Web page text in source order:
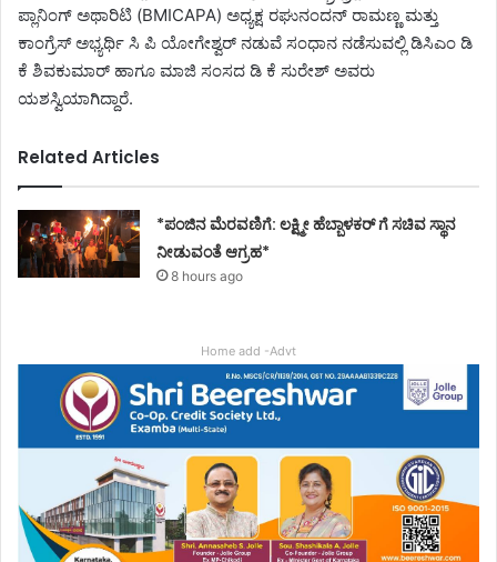
ಪ್ಲಾನಿಂಗ್ ಅಥಾರಿಟಿ (BMICAPA) ಅಧ್ಯಕ್ಷ ರಘುನಂದನ್ ರಾಮಣ್ಣ ಮತ್ತು
ಕಾಂಗ್ರೆಸ್ ಅಭ್ಯರ್ಥಿ ಸಿ ಪಿ ಯೋಗೇಶ್ವರ್ ನಡುವೆ ಸಂಧಾನ ನಡೆಸುವಲ್ಲಿ ಡಿಸಿಎಂ ಡಿ
ಕೆ ಶಿವಕುಮಾರ್ ಹಾಗೂ ಮಾಜಿ ಸಂಸದ ಡಿ ಕೆ ಸುರೇಶ್ ಅವರು
ಯಶಸ್ವಿಯಾಗಿದ್ದಾರೆ.
Related Articles
*ಪಂಜಿನ ಮೆರವಣಿಗೆ: ಲಕ್ಷ್ಮೀ ಹೆಬ್ಬಾಳಕರ್ ಗೆ ಸಚಿವ ಸ್ಥಾನ
ನೀಡುವಂತೆ ಆಗ್ರಹ*
8 hours ago
Home add -Advt